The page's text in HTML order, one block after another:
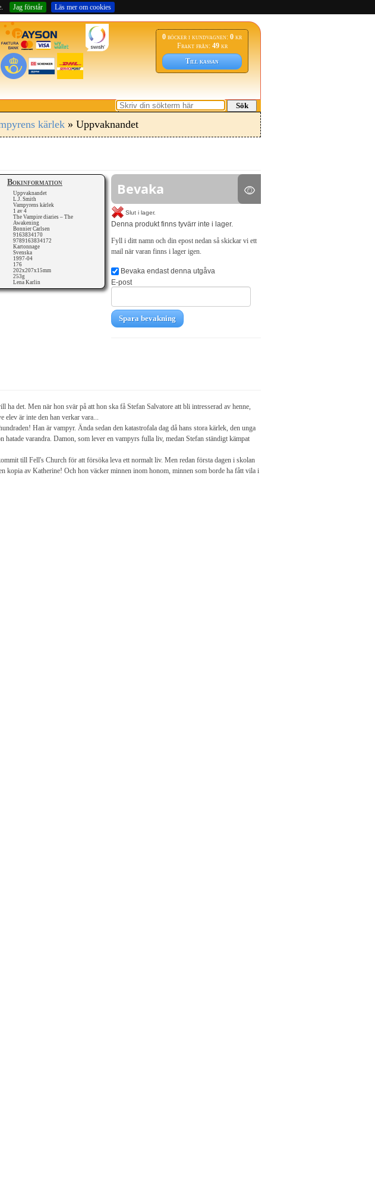
Jag förstår Läs mer om cookies
0 böcker i kundvagnen:0kr
Frakt från: 49kr
Till kassan
Sök
kärlek» Uppvaknandet
Bokinformation
Uppvaknandet
L.J. Smith
Vampyrens kärlek
1 av 4
The Vampire diaries – The
Awakening
Bonnier Carlsen
9163834170
9789163834172
Kartonnage
Svenska
1997-04
176
202x207x15mm
253g
Lena Karlin
Bevaka
Slut i lager.
Denna produkt finns tyvärr inte i lager.
Fyll i ditt namn och din epost nedan så skickar vi ett
mail när varan finns i lager igen.
Bevaka endast denna utgåva
E-post
Spara bevakning
det. Men när hon svär på att hon ska få Stefan Salvatore att bli intresserad av henne,
är inte den han verkar vara...
Han är vampyr. Ända sedan den katastrofala dag då hans stora kärlek, den unga
varandra. Damon, som lever en vampyrs fulla liv, medan Stefan ständigt kämpat
till Fell's Church för att försöka leva ett normalt liv. Men redan första dagen i skolan
kopia av Katherine! Och hon väcker minnen inom honom, minnen som borde ha fått vila i